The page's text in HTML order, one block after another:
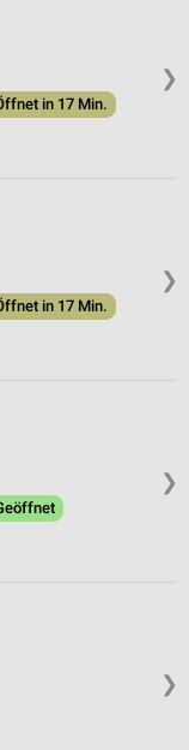
❯
in 17 Min.
❯
in 17 Min.
❯
❯